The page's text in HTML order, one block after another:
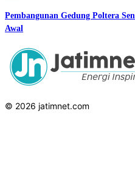
Pembangunan Gedung Poltera
Awal
© 2026 jatimnet.com